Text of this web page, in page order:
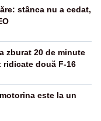
stânca nu a cedat,
zburat 20 de minute
ridicate două F-16
este la un